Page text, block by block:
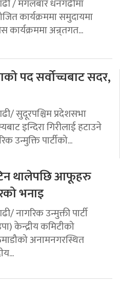
/ मंगलबार धनगढीमा
कार्यक्रममा समुदायमा
कार्यक्रममा अन्र्तगत...
पद सर्वोच्चबाट सदर,
सुदूरपश्चिम प्रदेशसभा
इन्दिरा गिरीलाई हटाउने
उन्मुक्ति पार्टीको...
थालेपछि आफूहरु
भनाइ
नागरिक उन्मुक्ती पार्टी
केन्द्रीय कमिटीको
अनामनगरस्थित